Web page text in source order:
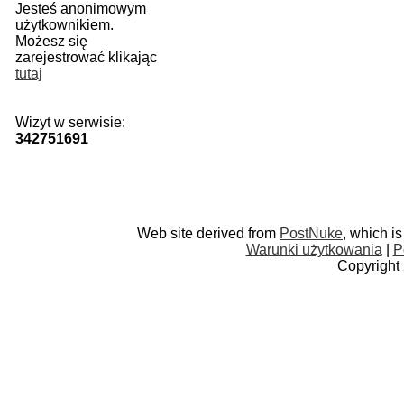
Jesteś anonimowym
użytkownikiem.
Możesz się
zarejestrować klikając
tutaj
Wizyt w serwisie:
342751691
Web site derived from PostNuke, which
Warunki użytkowania
Copyright